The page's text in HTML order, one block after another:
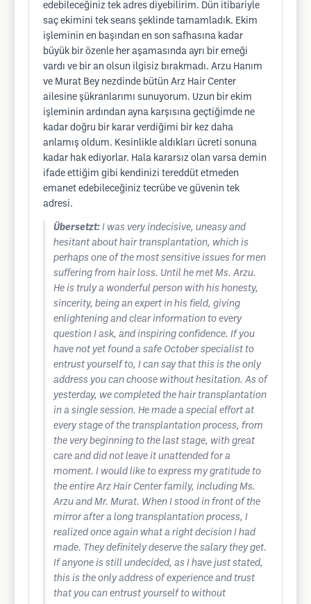
edebileceğiniz tek adres diyebilirim. Dün itibariyle
saç ekimini tek seans şeklinde tamamladık. Ekim
işleminin en başından en son safhasına kadar
büyük bir özenle her aşamasında ayrı bir emeği
vardı ve bir an olsun ilgisiz bırakmadı. Arzu Hanım
ve Murat Bey nezdinde bütün Arz Hair Center
ailesine şükranlarımı sunuyorum. Uzun bir ekim
işleminin ardından ayna karşısına geçtiğimde ne
kadar doğru bir karar verdiğimi bir kez daha
anlamış oldum. Kesinlikle aldıkları ücreti sonuna
kadar hak ediyorlar. Hala kararsız olan varsa demin
ifade ettiğim gibi kendinizi tereddüt etmeden
emanet edebileceğiniz tecrübe ve güvenin tek
adresi.
Übersetzt: I was very indecisive, uneasy and
hesitant about hair transplantation, which is
perhaps one of the most sensitive issues for men
suffering from hair loss. Until he met Ms. Arzu.
He is truly a wonderful person with his honesty,
sincerity, being an expert in his field, giving
enlightening and clear information to every
question I ask, and inspiring confidence. If you
have not yet found a safe October specialist to
entrust yourself to, I can say that this is the only
address you can choose without hesitation. As of
yesterday, we completed the hair transplantation
in a single session. He made a special effort at
every stage of the transplantation process, from
the very beginning to the last stage, with great
care and did not leave it unattended for a
moment. I would like to express my gratitude to
the entire Arz Hair Center family, including Ms.
Arzu and Mr. Murat. When I stood in front of the
mirror after a long transplantation process, I
realized once again what a right decision I had
made. They definitely deserve the salary they get.
If anyone is still undecided, as I have just stated,
this is the only address of experience and trust
that you can entrust yourself to without